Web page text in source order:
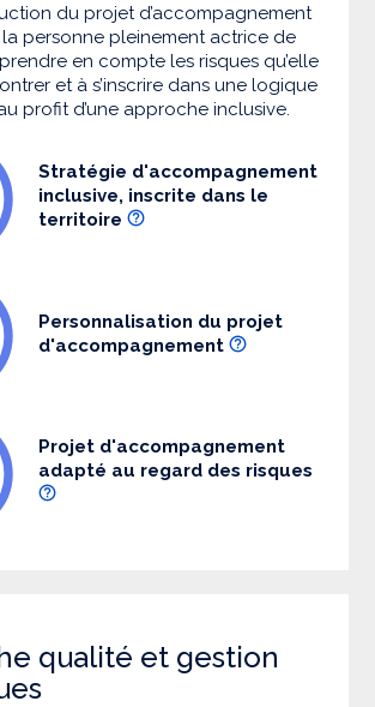
du projet d’accompagnement
personne pleinement actrice de
en compte les risques qu’elle
et à s’inscrire dans une logique
profit d’une approche inclusive.
Stratégie d'accompagnement
inclusive, inscrite dans le
territoire
Personnalisation du projet
d'accompagnement
Projet d'accompagnement
adapté au regard des risques
qualité et gestion